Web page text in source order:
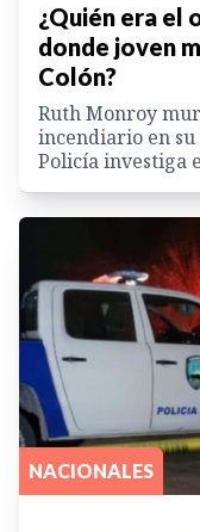
¿Quién era el
donde joven
Colón?
Ruth Monroy
incendiario en
Policía investiga
NACIONALES